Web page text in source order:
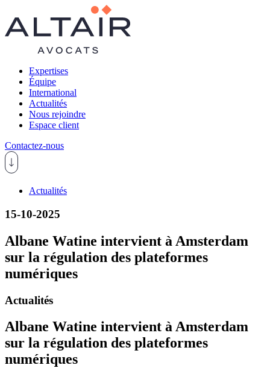
Expertises
Équipe
International
Actualités
Nous rejoindre
Espace client
Contactez-nous
Actualités
15-10-2025
Albane Watine intervient à Amsterdam
sur la régulation des plateformes
numériques
Actualités
Albane Watine intervient à Amsterdam
sur la régulation des plateformes
numériques